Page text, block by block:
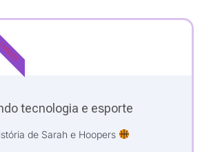
tecnologia e esporte
de Sarah e Hoopers